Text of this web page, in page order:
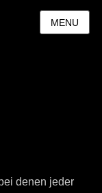
MENU
denen jeder